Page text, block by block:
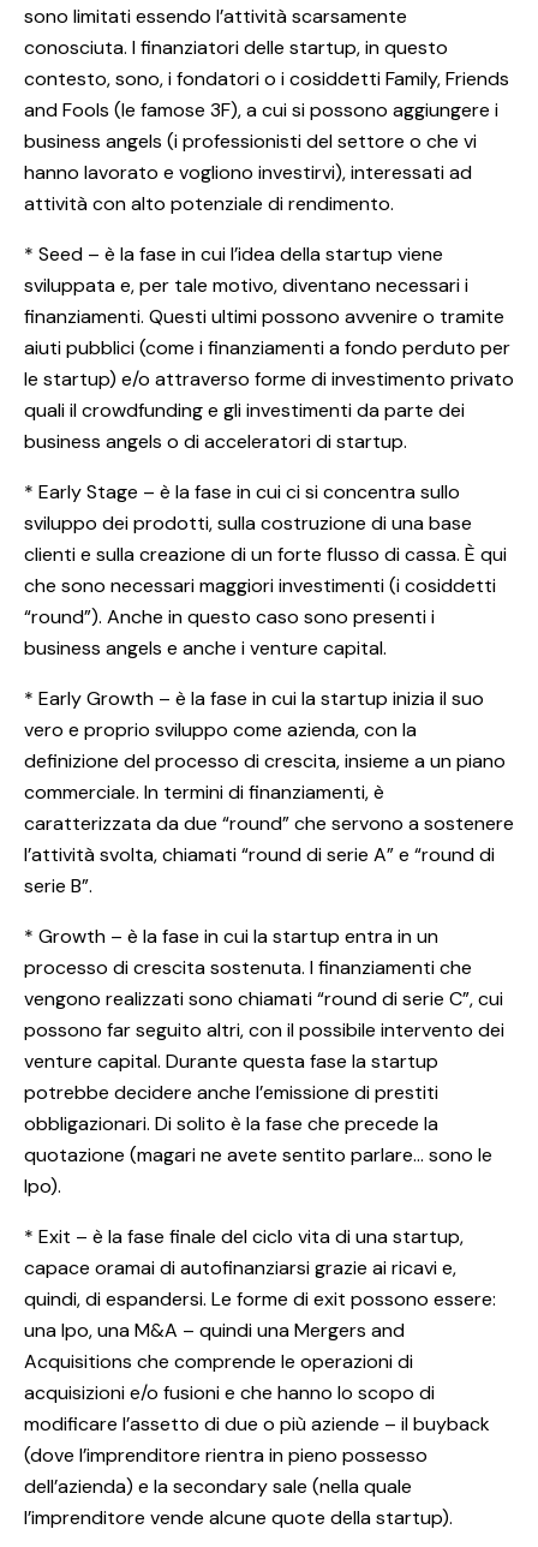
sono limitati essendo l’attività scarsamente
conosciuta. I finanziatori delle startup, in questo
contesto, sono, i fondatori o i cosiddetti Family, Friends
and Fools (le famose 3F), a cui si possono aggiungere i
business angels (i professionisti del settore o che vi
hanno lavorato e vogliono investirvi), interessati ad
attività con alto potenziale di rendimento.
* Seed – è la fase in cui l’idea della startup viene
sviluppata e, per tale motivo, diventano necessari i
finanziamenti. Questi ultimi possono avvenire o tramite
aiuti pubblici (come i finanziamenti a fondo perduto per
le startup) e/o attraverso forme di investimento privato
quali il crowdfunding e gli investimenti da parte dei
business angels o di acceleratori di startup.
* Early Stage – è la fase in cui ci si concentra sullo
sviluppo dei prodotti, sulla costruzione di una base
clienti e sulla creazione di un forte flusso di cassa. È qui
che sono necessari maggiori investimenti (i cosiddetti
“round”). Anche in questo caso sono presenti i
business angels e anche i venture capital.
* Early Growth – è la fase in cui la startup inizia il suo
vero e proprio sviluppo come azienda, con la
definizione del processo di crescita, insieme a un piano
commerciale. In termini di finanziamenti, è
caratterizzata da due “round” che servono a sostenere
l’attività svolta, chiamati “round di serie A” e “round di
serie B”.
* Growth – è la fase in cui la startup entra in un
processo di crescita sostenuta. I finanziamenti che
vengono realizzati sono chiamati “round di serie C”, cui
possono far seguito altri, con il possibile intervento dei
venture capital. Durante questa fase la startup
potrebbe decidere anche l’emissione di prestiti
obbligazionari. Di solito è la fase che precede la
quotazione (magari ne avete sentito parlare… sono le
Ipo).
* Exit – è la fase finale del ciclo vita di una startup,
capace oramai di autofinanziarsi grazie ai ricavi e,
quindi, di espandersi. Le forme di exit possono essere:
una Ipo, una M&A – quindi una Mergers and
Acquisitions che comprende le operazioni di
acquisizioni e/o fusioni e che hanno lo scopo di
modificare l’assetto di due o più aziende – il buyback
(dove l’imprenditore rientra in pieno possesso
dell’azienda) e la secondary sale (nella quale
l’imprenditore vende alcune quote della startup).